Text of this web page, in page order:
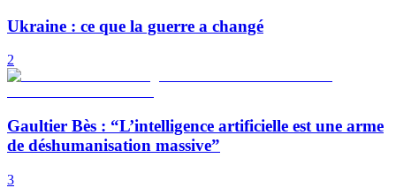
Ukraine : ce que la guerre a changé
2
Gaultier Bès : “L’intelligence artificielle est une arme
de déshumanisation massive”
3